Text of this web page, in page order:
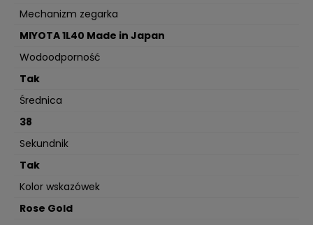
Mechanizm zegarka
MIYOTA 1L40 Made in Japan
Wodoodporność
Tak
Średnica
38
Sekundnik
Tak
Kolor wskazówek
Rose Gold